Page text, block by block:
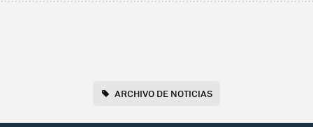
ARCHIVO DE NOTICIAS